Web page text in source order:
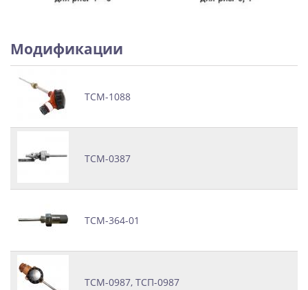
Модификации
ТСМ-1088
ТСМ-0387
ТСМ-364-01
ТСМ-0987, ТСП-0987